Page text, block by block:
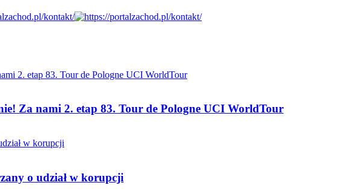
Za nami 2. etap 83. Tour de Pologne UCI WorldTour
o udział w korupcji